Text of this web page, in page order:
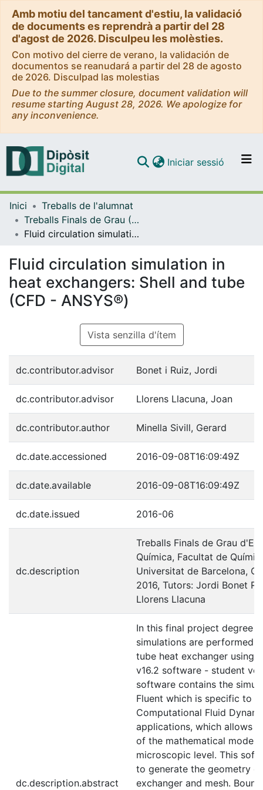
Amb motiu del tancament d'estiu, la validació
de documents es reprendrà a partir del 28
d'agost de 2026. Disculpeu les molèsties.
Con motivo del cierre de verano, la validación de
documentos se reanudará a partir del 28 de agosto
de 2026. Disculpad las molestias
Due to the summer closure, document validation will
resume starting August 28, 2026. We apologize for
any inconvenience.
Navega per tot el DD
Com publicar
Iniciar sessió (current)
Inici
Treballs de l'alumnat
Treballs Finals de Grau (TFG) - Enginyeria Química
Fluid circulation simulation in heat exchangers: Shell and tube (CFD - ANSYS®)
Fluid circulation simulation in
heat exchangers: Shell and tube
(CFD - ANSYS®)
Vista senzilla d'ítem
dc.contributor.advisor Bonet i Ruiz, Jordi
dc.contributor.advisor Llorens Llacuna, Joan
dc.contributor.author Minella Sivill, Gerard
dc.date.accessioned 2016-09-08T16:09:49Z
dc.date.available 2016-09-08T16:09:49Z
dc.date.issued 2016-06
dc.description
Treballs Finals de Grau
Química, Facultat de
Universitat de Barcelona,
2016, Tutors: Jordi Bonet
Llorens Llacuna
dc.description.abstract
In this final project degree
simulations are performed
tube heat exchanger using
v16.2 software - student
software contains the
Fluent which is specific to
Computational Fluid
applications, which allows
of the mathematical model
microscopic level. This
to generate the geometry
exchanger and mesh.